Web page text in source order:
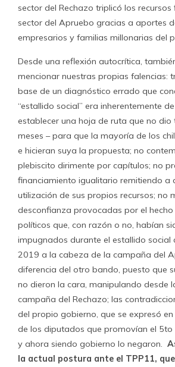
sector del Rechazo triplicó los recursos
sector del Apruebo gracias a aportes
empresarios y familias millonarias del
Desde una reflexión autocrítica,
mencionar nuestras propias falencias:
base de un diagnóstico errado que
“estallido social” era inherentemente
establecer una hoja de ruta que no dio
meses – para que la mayoría de los
e hicieran suya la propuesta; no
plebiscito dirimente por capítulos; no
financiamiento igualitario remitiendo a
utilización de sus propios recursos; no
desconfianza provocadas por el
políticos que, con razón o no, habían
impugnados durante el estallido social
2019 a la cabeza de la campaña del
diferencia del otro bando, puesto que
no dieron la cara, manipulando desde
campaña del Rechazo; las
del propio gobierno, que se expresó en
de los diputados que promovían el 5to
y ahora siendo gobierno lo negaron.
la actual postura ante el TPP11,